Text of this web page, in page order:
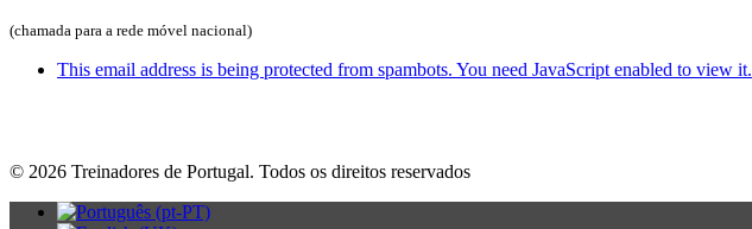
(chamada para a rede móvel nacional)
This email address is being protected from spambots. You need JavaScript enabled to view it.
© 2026 Treinadores de Portugal. Todos os direitos reservados